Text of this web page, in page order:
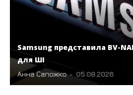
Samsung представила BV-
для ШІ
Анна Сапожко - 05.08.2026